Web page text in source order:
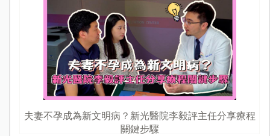
夫妻不孕成為新文明病？新光醫院李毅評主任分享療程
關鍵步驟